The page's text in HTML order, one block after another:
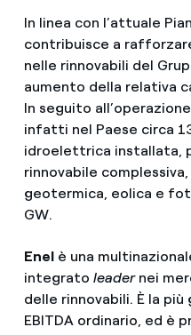
In linea con l’attuale
contribuisce a
nelle rinnovabili del
aumento della relativa
In seguito
infatti nel Paese circa
idroelettrica installata,
rinnovabile
geotermica, eolica e
GW.
Enelè una
integrato leadernei
delle rinnovabili. È la più
EBITDA ordinario, ed è